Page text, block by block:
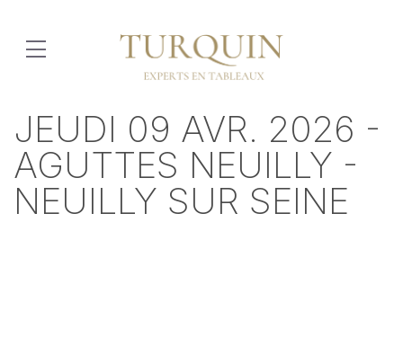
JEUDI 09 AVR. 2026 -
AGUTTES NEUILLY -
NEUILLY SUR SEINE